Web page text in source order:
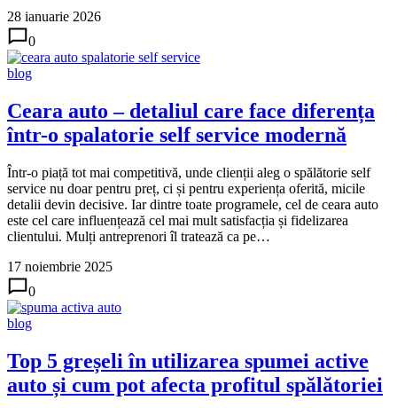
28 ianuarie 2026
0
blog
Ceara auto – detaliul care face diferența
într-o spalatorie self service modernă
Într-o piață tot mai competitivă, unde clienții aleg o spălătorie self
service nu doar pentru preț, ci și pentru experiența oferită, micile
detalii devin decisive. Iar dintre toate programele, cel de ceara auto
este cel care influențează cel mai mult satisfacția și fidelizarea
clientului. Mulți antreprenori îl tratează ca pe…
17 noiembrie 2025
0
blog
Top 5 greșeli în utilizarea spumei active
auto și cum pot afecta profitul spălătoriei